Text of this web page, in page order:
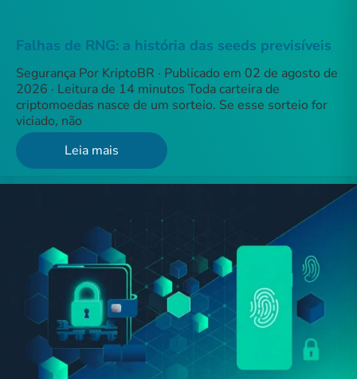
Falhas de RNG: a história das seeds previsíveis
Segurança Por KriptoBR · Publicado em 02 de agosto de
2026 · Leitura de 14 minutos Toda carteira de
criptomoedas nasce de um sorteio. Se esse sorteio for
viciado, não
Leia mais